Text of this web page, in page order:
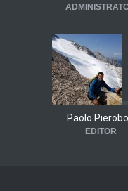
Paolo
EDITOR